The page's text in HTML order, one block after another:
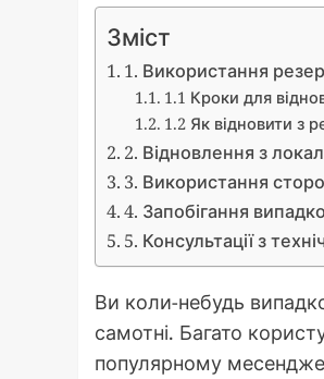
Зміст
1. Використання
1.1 Кроки для
1.2 Як відновити з
2. Відновлення з
3. Використання
4. Запобігання
5. Консультації з
Ви коли-небудь
самотні. Багато
популярному